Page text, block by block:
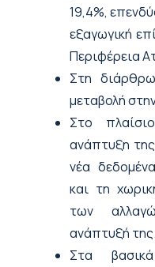
19,4%,
εξαγωγική
Περιφέρεια
Στη
μεταβολή
Στο
ανάπτυξη
νέα
και τη
των
ανάπτυξή της.
Στα